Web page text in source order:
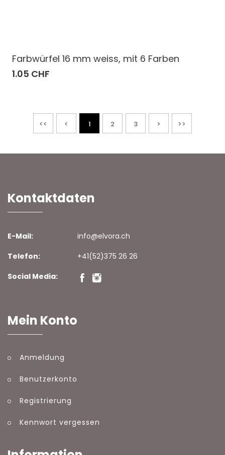
Farbwürfel 16 mm weiss, mit 6 Farben
1.05 CHF
<< < 1 2 3 > >>
Kontaktdaten
E-Mail:
info@elvora.ch
Telefon:
+41(52)375 26 26
Social Media:
Mein Konto
Anmeldung
Benutzerkonto
Registrierung
Kennwort vergessen